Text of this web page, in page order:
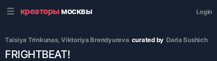
креаторы москвы Login
Taisiya Trinkunas, Viktoriya Brendyureva curated by Daria Sushich
FRIGHTBEAT!